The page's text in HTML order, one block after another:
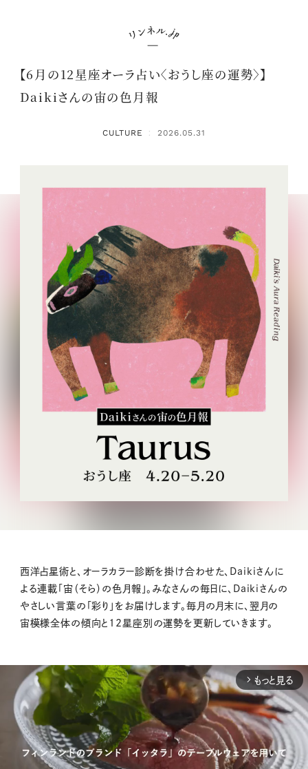
【6月の12星座オーラ占い〈おうし座の運勢〉】
Daikiさんの宙の色月報
CULTURE ： 2026.05.31
西洋占星術と、オーラカラー診断を掛け合わせた、Daikiさんに
よる連載「宙（そら）の色月報」。みなさんの毎日に、Daikiさんの
やさしい言葉の「彩り」をお届けします。毎月の月末に、翌月の
宙模様全体の傾向と12星座別の運勢を更新していきます。
arrow_forward_ios もっと見る